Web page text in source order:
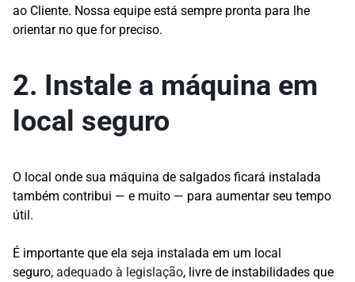
ao Cliente. Nossa equipe está sempre pronta para lhe
orientar no que for preciso.
2. Instale a máquina em
local seguro
O local onde sua máquina de salgados ficará instalada
também contribui — e muito — para aumentar seu tempo
útil.
É importante que ela seja instalada em um local
seguro, adequado à legislação, livre de instabilidades que